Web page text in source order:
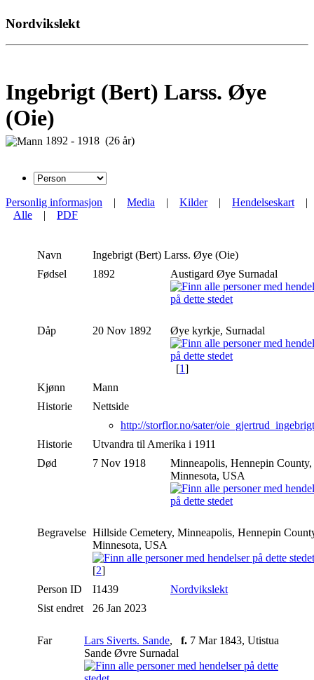
Nordvikslekt
Ingebrigt (Bert) Larss. Øye
(Oie)
1892 - 1918 (26 år)
Personlig informasjon | Media | Kilder| Hendelseskart |
Alle | PDF
Navn Ingebrigt (Bert) Larss. Øye (Oie)
Fødsel
1892 Austigard Øye Surnadal
Dåp 20 Nov 1892 Øye kyrkje, Surnadal
[1]
Kjønn
Mann
Historie
Nettside
http://storflor.no/sater/
Historie
Utvandra til Amerika i 1911
Død
7 Nov 1918
Minneapolis, Hennepin County,
Minnesota, USA
Begravelse Hillside Cemetery, Minneapolis, Hennepin
Minnesota, USA
[2]
Person ID
I1439
Nordvikslekt
Sist endret
26 Jan 2023
Far Lars Siverts. Sande, f. 7 Mar 1843, Utistua
Sande Øvre Surnadal